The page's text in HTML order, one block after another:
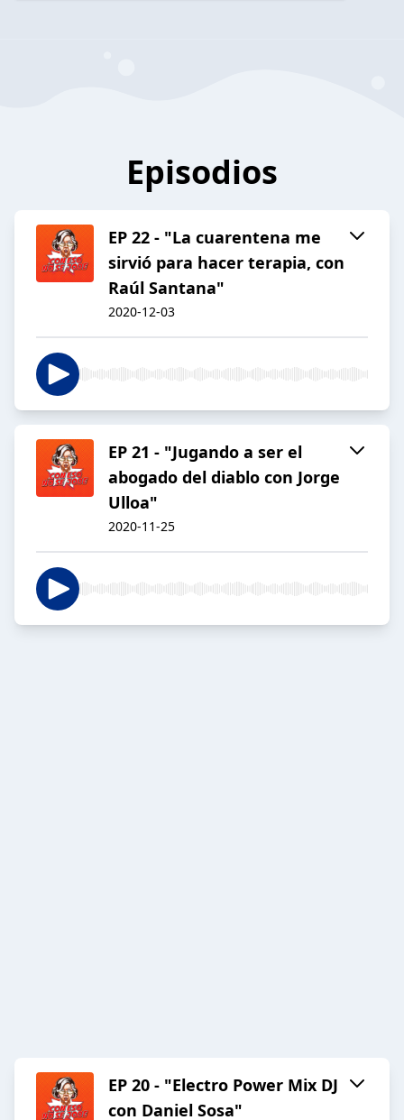
Episodios
EP 22 - "La cuarentena me
sirvió para hacer terapia, con
Raúl Santana"
2020-12-03
EP 21 - "Jugando a ser el
abogado del diablo con Jorge
Ulloa"
2020-11-25
EP 20 - "Electro Power Mix DJ
con Daniel Sosa"